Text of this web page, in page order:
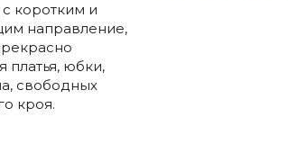
с коротким и
направление,
платья, юбки,
свободных
кроя.